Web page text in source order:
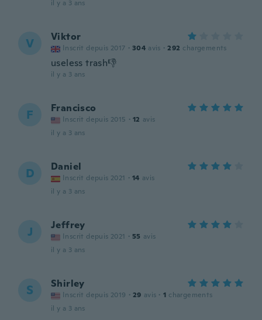
il y a 3 ans
V Viktor
Inscrit depuis 2017 · 304 avis · 292 chargements
useless trash👎
il y a 3 ans
F Francisco
Inscrit depuis 2015 · 12 avis
il y a 3 ans
D Daniel
Inscrit depuis 2021 · 14 avis
il y a 3 ans
J Jeffrey
Inscrit depuis 2021 · 55 avis
il y a 3 ans
S Shirley
Inscrit depuis 2019 · 29 avis · 1 chargements
il y a 3 ans